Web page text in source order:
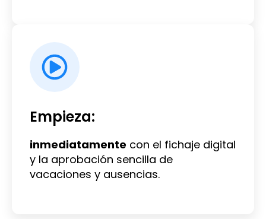
Empieza:
inmediatamente con el fichaje digital
y la aprobación sencilla de
vacaciones y ausencias.